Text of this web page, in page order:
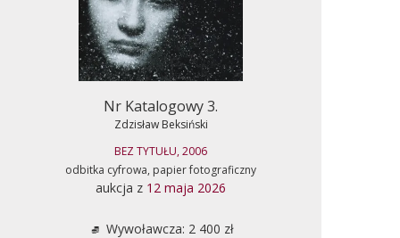
Nr Katalogowy 3.
Zdzisław Beksiński
BEZ TYTUŁU, 2006
odbitka cyfrowa, papier fotograficzny
aukcja z 12 maja 2026
Wywoławcza: 2 400 zł